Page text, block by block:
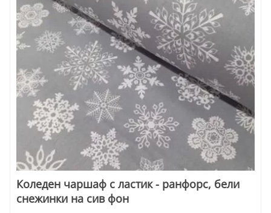
Коледен чаршаф с ластик - ранфорс, бели
снежинки на сив фон